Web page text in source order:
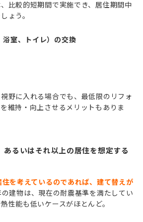
比較的短期間で実施でき、居住期間中
ょう。
浴室、トイレ）の交換
野に入れる場合でも、最低限のリフォ
維持・向上させるメリットもありま
るいはそれ以上の居住を想定する
を考えているのであれば、建て替えが
建物は、現在の耐震基準を満たしてい
性能も低いケースがほとんど。